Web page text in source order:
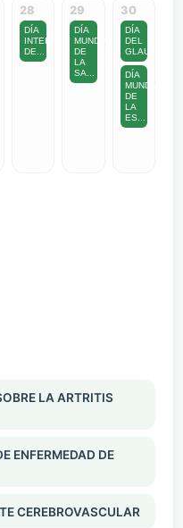
LA ARTRITIS
ENFERMEDAD DE
CEREBROVASCULAR
28
DÍA
INTERNACIONAL
DE...
29
DÍA
MUNDIAL
DE
LA
SA...
30
DÍA
DEL
GLAUCOMA
DÍA
MUNDIAL
DE
LA
ES...